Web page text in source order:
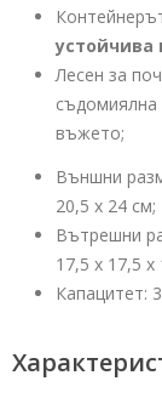
Лесен за
съдомиялна
въжето;
Външни
20,5 х 24 см;
Вътрешни
17,5 х 17,5 х
Капацитет: